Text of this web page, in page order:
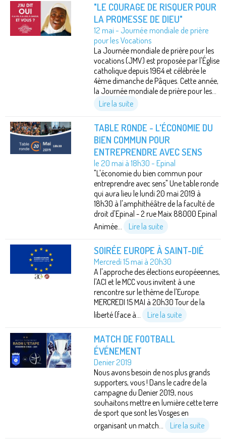
"LE COURAGE DE RISQUER POUR
LA PROMESSE DE DIEU"
12 mai - Journée mondiale de prière
pour les Vocations
La Journée mondiale de prière pour les
vocations (JMV) est proposée par l'Église
catholique depuis 1964 et célébrée le
4ème dimanche de Pâques. Cette année,
la Journée mondiale de prière pour les...
Lire la suite
TABLE RONDE - L'ÉCONOMIE DU
BIEN COMMUN POUR
ENTREPRENDRE AVEC SENS
le 20 mai à 18h30 - Epinal
"L'économie du bien commun pour
entreprendre avec sens" Une table ronde
qui aura lieu le lundi 20 mai 2019 à
18h30 à l'amphithéâtre de la faculté de
droit d'Epinal - 2 rue Maix 88000 Epinal
Animée...
Lire la suite
SOIRÉE EUROPE À SAINT-DIÉ
Mercredi 15 mai à 20h30
A l'approche des élections européeennes,
l'ACI et le MCC vous invitent à une
rencontre sur le thème de l'Europe.
MERCREDI 15 MAI à 20h30 Tour de la
liberté (face à...
Lire la suite
MATCH DE FOOTBALL
ÉVÉNEMENT
Denier 2019
Nous avons besoin de nos plus grands
supporters, vous ! Dans le cadre de la
campagne du Denier 2019, nous
souhaitons mettre en lumière cette terre
de sport que sont les Vosges en
organisant un match...
Lire la suite